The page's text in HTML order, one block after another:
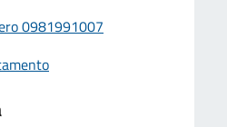
0981991007